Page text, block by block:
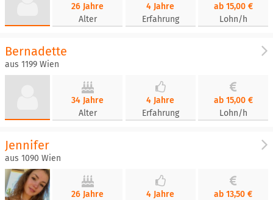
26 Jahre
Alter
4 Jahre
Erfahrung
ab 15,00 €
Lohn/h
Bernadette
aus 1199 Wien
34 Jahre
Alter
4 Jahre
Erfahrung
ab 15,00 €
Lohn/h
Jennifer
aus 1090 Wien
26 Jahre
4 Jahre
ab 13,50 €